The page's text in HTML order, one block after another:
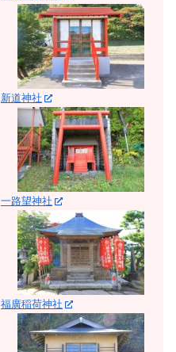
新道神社
一路望神社
福廣稲荷神社